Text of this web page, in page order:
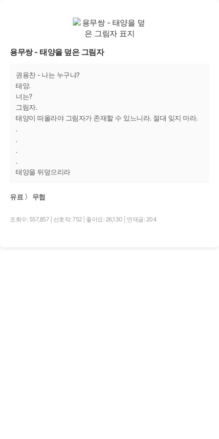
용무쌍 - 태양을 덮은 그림자
권용찬 - 나는 누구냐?
태양.
너는?
그림자.
태양이 떠올라야 그림자가 존재할 수 있느니라. 절대 잊지 마라.
.
.
.
.
태양을 뒤덮으리라
유료 〉 무협
조회수: 557,857 선호작: 752 좋아요: 26,130 연재글: 204